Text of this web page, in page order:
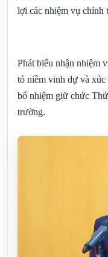
lợi các nhiệm vụ chính
Phát biểu nhận nhiệm
tỏ niềm vinh dự và
bổ nhiệm giữ chức
trường.